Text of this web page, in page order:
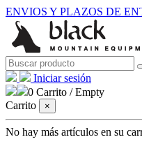
ENVIOS Y PLAZOS DE
Iniciar sesión
0 Carrito /Empty
Carrito
×
No hay más artículos en su